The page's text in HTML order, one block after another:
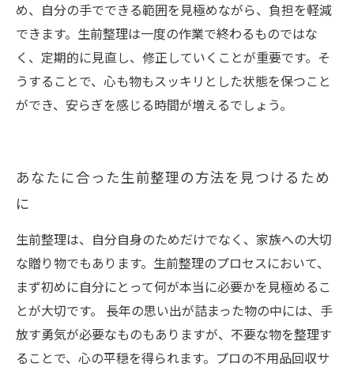
め、自分の手でできる範囲を見極めながら、負担を軽減
できます。生前整理は一度の作業で終わるものではな
く、定期的に見直し、修正していくことが重要です。そ
うすることで、心も物もスッキリとした状態を保つこと
ができ、安らぎを感じる時間が増えるでしょう。
あなたに合った生前整理の方法を見つけるため
に
生前整理は、自分自身のためだけでなく、家族への大切
な贈り物でもあります。生前整理のプロセスにおいて、
まず初めに自分にとって何が本当に必要かを見極めるこ
とが大切です。 長年の思い出が詰まった物の中には、手
放す勇気が必要なものもありますが、不要な物を整理す
ることで、心の平穏を得られます。プロの不用品回収サ